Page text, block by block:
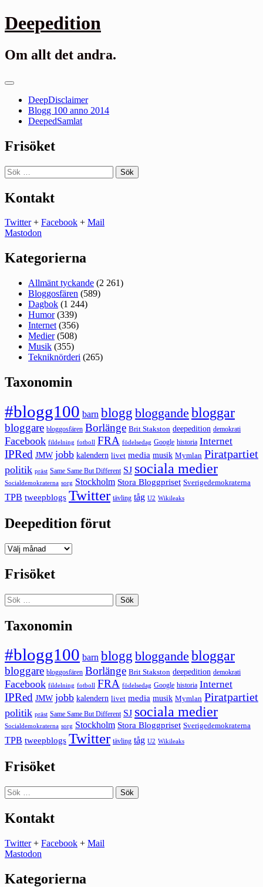
Gå
till
Deepedition
Om allt det andra.
Primär
DeepDisclaimer
Blogg 100 anno 2014
DeepedSamlat
Frisöket
Sök
efter:
Kontakt
Twitter+ Facebook + Mail
Mastodon
Kategorierna
Allmänt tyckande (2 261)
Bloggosfären (589)
Dagbok (1 244)
Humor(339)
Internet (356)
Medier(508)
Musik (355)
Tekniknörderi (265)
Taxonomin
#blogg100 barn blogg bloggande bloggar
bloggare bloggosfären Borlänge Brit Stakston deepedition demokrati
Facebook fildelning fotboll FRA födelsedag Google historia Internet
IPRed JMW jobb kalendern livet media musik Mymlan Piratpartiet
politik präst Same Same But Different SJ sociala medier
Socialdemokraterna sorg Stockholm Stora Bloggpriset Sverigedemokraterna
TPB tweepblogs Twitter tävling tåg U2 Wikileaks
Deepedition förut
Deepedition
Frisöket
Sök
efter:
Taxonomin
#blogg100 barn blogg bloggande bloggar
bloggare bloggosfären Borlänge Brit Stakston deepedition demokrati
Facebook fildelning fotboll FRA födelsedag Google historia Internet
IPRed JMW jobb kalendern livet media musik Mymlan Piratpartiet
politik präst Same Same But Different SJ sociala medier
Socialdemokraterna sorg Stockholm Stora Bloggpriset Sverigedemokraterna
TPB tweepblogs Twitter tävling tåg U2 Wikileaks
Frisöket
Sök
efter:
Kontakt
Twitter+ Facebook + Mail
Mastodon
Kategorierna